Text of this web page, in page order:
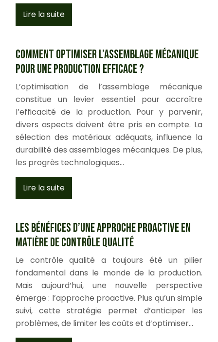
Lire la suite
Comment optimiser l’assemblage mécanique
pour une production efficace ?
L’optimisation de l’assemblage mécanique
constitue un levier essentiel pour accroître
l’efficacité de la production. Pour y parvenir,
divers aspects doivent être pris en compte. La
sélection des matériaux adéquats, influence la
durabilité des assemblages mécaniques. De plus,
les progrès technologiques…
Lire la suite
Les bénéfices d’une approche proactive en
matière de contrôle qualité
Le contrôle qualité a toujours été un pilier
fondamental dans le monde de la production.
Mais aujourd’hui, une nouvelle perspective
émerge : l’approche proactive. Plus qu’un simple
suivi, cette stratégie permet d’anticiper les
problèmes, de limiter les coûts et d’optimiser…